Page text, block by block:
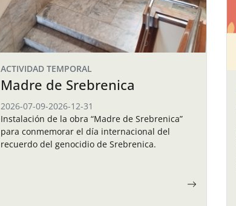
ACTIVIDAD TEMPORAL
Madre de Srebrenica
2026-07-09-2026-12-31
Instalación de la obra “Madre de Srebrenica”
para conmemorar el día internacional del
recuerdo del genocidio de Srebrenica.